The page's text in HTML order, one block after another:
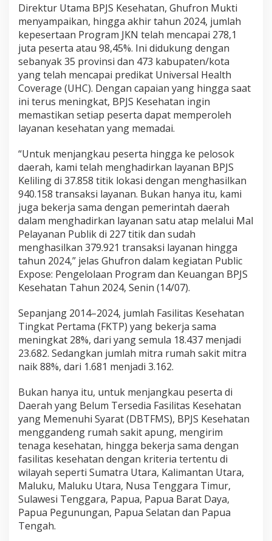
Direktur Utama BPJS Kesehatan, Ghufron Mukti
menyampaikan, hingga akhir tahun 2024, jumlah
kepesertaan Program JKN telah mencapai 278,1
juta peserta atau 98,45%. Ini didukung dengan
sebanyak 35 provinsi dan 473 kabupaten/kota
yang telah mencapai predikat Universal Health
Coverage (UHC). Dengan capaian yang hingga saat
ini terus meningkat, BPJS Kesehatan ingin
memastikan setiap peserta dapat memperoleh
layanan kesehatan yang memadai.
“Untuk menjangkau peserta hingga ke pelosok
daerah, kami telah menghadirkan layanan BPJS
Keliling di 37.858 titik lokasi dengan menghasilkan
940.158 transaksi layanan. Bukan hanya itu, kami
juga bekerja sama dengan pemerintah daerah
dalam menghadirkan layanan satu atap melalui Mal
Pelayanan Publik di 227 titik dan sudah
menghasilkan 379.921 transaksi layanan hingga
tahun 2024,” jelas Ghufron dalam kegiatan Public
Expose: Pengelolaan Program dan Keuangan BPJS
Kesehatan Tahun 2024, Senin (14/07).
Sepanjang 2014–2024, jumlah Fasilitas Kesehatan
Tingkat Pertama (FKTP) yang bekerja sama
meningkat 28%, dari yang semula 18.437 menjadi
23.682. Sedangkan jumlah mitra rumah sakit mitra
naik 88%, dari 1.681 menjadi 3.162.
Bukan hanya itu, untuk menjangkau peserta di
Daerah yang Belum Tersedia Fasilitas Kesehatan
yang Memenuhi Syarat (DBTFMS), BPJS Kesehatan
menggandeng rumah sakit apung, mengirim
tenaga kesehatan, hingga bekerja sama dengan
fasilitas kesehatan dengan kriteria tertentu di
wilayah seperti Sumatra Utara, Kalimantan Utara,
Maluku, Maluku Utara, Nusa Tenggara Timur,
Sulawesi Tenggara, Papua, Papua Barat Daya,
Papua Pegunungan, Papua Selatan dan Papua
Tengah.